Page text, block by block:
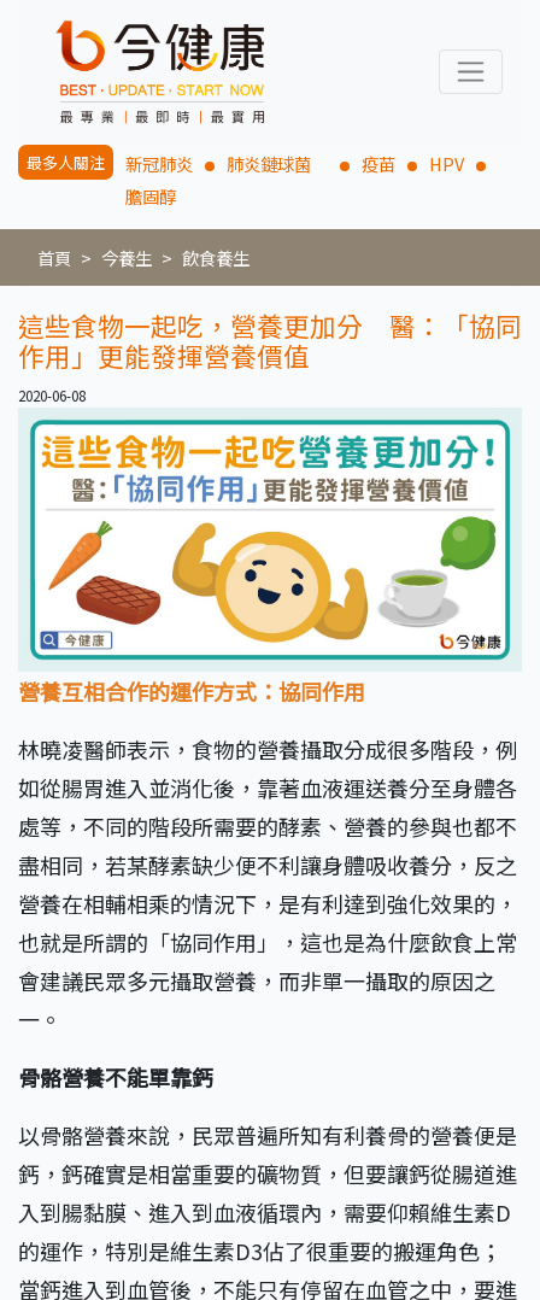
最多人關注 新冠肺炎 肺炎鏈球菌 疫苗
HPV
膽固醇
首頁 今養生 飲食養生
這些食物一起吃，營養更加分 醫：「協同
作用」更能發揮營養價值
2020-06-08
營養互相合作的運作方式：協同作用
林曉凌醫師表示，食物的營養攝取分成很多階段，例
如從腸胃進入並消化後，靠著血液運送養分至身體各
處等，不同的階段所需要的酵素、營養的參與也都不
盡相同，若某酵素缺少便不利讓身體吸收養分，反之
營養在相輔相乘的情況下，是有利達到強化效果的，
也就是所謂的「協同作用」，這也是為什麼飲食上常
會建議民眾多元攝取營養，而非單一攝取的原因之
一。
骨骼營養不能單靠鈣
以骨骼營養來說，民眾普遍所知有利養骨的營養便是
鈣，鈣確實是相當重要的礦物質，但要讓鈣從腸道進
入到腸黏膜、進入到血液循環內，需要仰賴維生素D
的運作，特別是維生素D3佔了很重要的搬運角色；
當鈣進入到血管後，不能只有停留在血管之中，要進